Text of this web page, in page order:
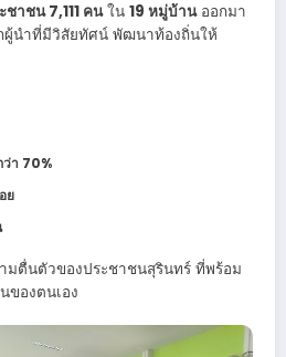
าชน 7,111 คนใน 19 หมู่บ้านออกมา
ผู้นำที่มีวิสัยทัศน์ พัฒนาท้องถิ่นให้
า 70%
ย
มตื่นตัวของประชาชนสุรินทร์ ที่พร้อม
ของตนเอง